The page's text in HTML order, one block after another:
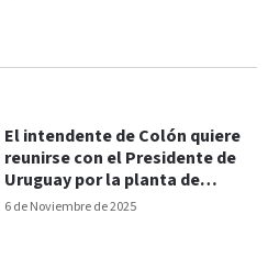
6 de Noviembre de 2025
El intendente de Colón quiere
reunirse con el Presidente de
Uruguay por la planta de
hidrógeno verde